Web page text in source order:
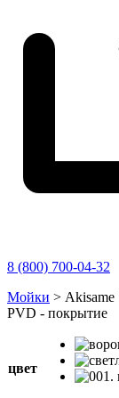
8 (800) 700-04-32
Перейти
к
Мойки > Akisame
PVD - покрытие
цвет